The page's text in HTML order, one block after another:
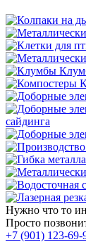
сайдинга
Нужно что то
Просто
+7 (901) 123-69-